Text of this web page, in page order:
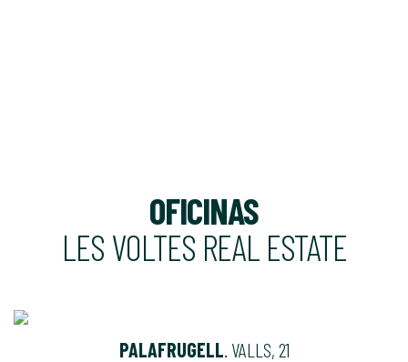
OFICINAS
LES VOLTES REAL ESTATE
PALAFRUGELL . VALLS, 21